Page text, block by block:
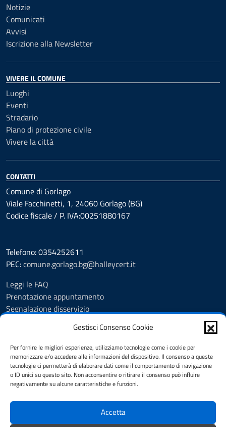
Gestisci Consenso Cookie
Per fornire le migliori esperienze, utilizziamo tecnologie come i cookie per
memorizzare e/o accedere alle informazioni del dispositivo. Il consenso a queste
tecnologie ci permetterà di elaborare dati come il comportamento di navigazione
o ID unici su questo sito. Non acconsentire o ritirare il consenso può influire
negativamente su alcune caratteristiche e funzioni.
Accetta
Notizie
Comunicati
Avvisi
Iscrizione alla Newsletter
VIVERE IL COMUNE
Luoghi
Eventi
Stradario
Piano di protezione civile
Vivere la città
CONTATTI
Comune di Gorlago
Viale Facchinetti, 1, 24060 Gorlago (BG)
Codice fiscale / P. IVA:00251880167
Telefono: 0354252611
PEC:comune.gorlago.bg@halleycert.it
Leggi le FAQ
Prenotazione appuntamento
Segnalazione disservizio
Cookie Policy
Informativa privacy
Dichiarazione di accessibilità
Note legali